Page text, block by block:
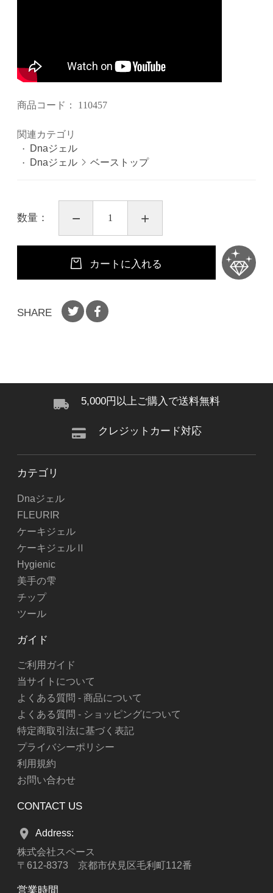
商品コード： 110457
関連カテゴリ
Dnaジェル
Dnaジェル
ベーストップ
数量：
カートに入れる
SHARE
5,000円以上ご購入で送料無料
クレジットカード対応
CONTACT US
Address:
株式会社スペース
〒612-8373 京都市伏見区毛利町112番
カテゴリ
Dnaジェル
FLEURIR
ケーキジェル
ケーキジェルⅡ
Hygienic
美手の雫
チップ
ツール
ガイド
ご利用ガイド
当サイトについて
よくある質問 - 商品について
よくある質問 - ショッピングについて
特定商取引法に基づく表記
プライバシーポリシー
利用規約
お問い合わせ
営業時間